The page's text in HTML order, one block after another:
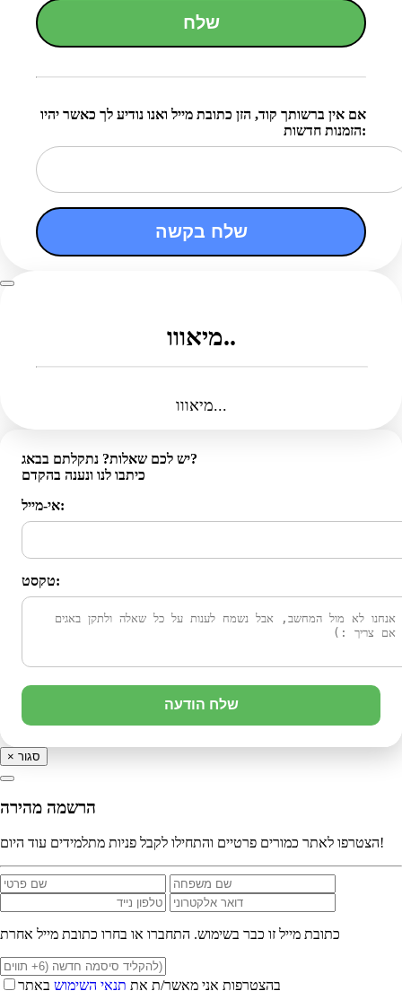
שלח
אם אין ברשותך קוד, הזן כתובת מייל ואנו נודיע לך כאשר יהיו
הזמנות חדשות:
שלח בקשה
מיאווו..
מיאווו...
יש לכם שאלות? נתקלתם בבאג?
כיתבו לנו ונענה בהקדם
אי-מייל:
טקסט:
שלח הודעה
× סגור
הרשמה מהירה
הצטרפו לאתר כמורים פרטיים והתחילו לקבל פניות מתלמידים עוד היום!
כתובת מייל זו כבר בשימוש. התחברו או בחרו כתובת מייל אחרת
בהצטרפות אני מאשר/ת את תנאי השימוש באתר